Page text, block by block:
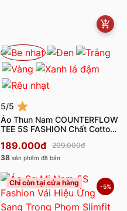
5/5
Áo Thun Nam COUNTERFLOW
TEE 5S FASHION Chất Cotton
189.000đ
209.000đ
38 sản phẩm đã bán
Chỉ còn tại cửa hàng -5%